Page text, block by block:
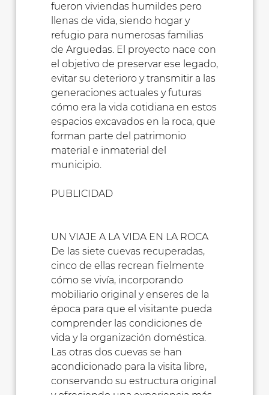
fueron viviendas humildes pero
llenas de vida, siendo hogar y
refugio para numerosas familias
de Arguedas. El proyecto nace con
el objetivo de preservar ese legado,
evitar su deterioro y transmitir a las
generaciones actuales y futuras
cómo era la vida cotidiana en estos
espacios excavados en la roca, que
forman parte del patrimonio
material e inmaterial del
municipio.
PUBLICIDAD
UN VIAJE A LA VIDA EN LA ROCA
De las siete cuevas recuperadas,
cinco de ellas recrean fielmente
cómo se vivía, incorporando
mobiliario original y enseres de la
época para que el visitante pueda
comprender las condiciones de
vida y la organización doméstica.
Las otras dos cuevas se han
acondicionado para la visita libre,
conservando su estructura original